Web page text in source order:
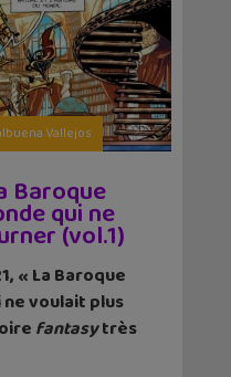
Vallejos
Baroque
qui ne
(vol.1)
« La Baroque
voulait plus
fantasytrès